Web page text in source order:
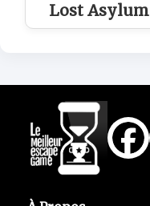
Lost Asylum